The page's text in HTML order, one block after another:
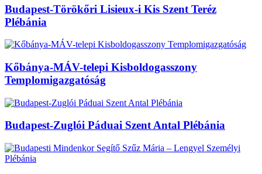
Budapest-Törökőri Lisieux-i Kis Szent Teréz
Plébánia
Kőbánya-MÁV-telepi Kisboldogasszony
Templomigazgatóság
Budapest-Zuglói Páduai Szent Antal Plébánia